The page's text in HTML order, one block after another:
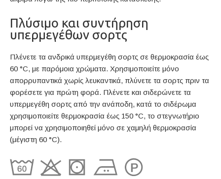
Πλύσιμο και συντήρηση
υπερμεγέθων σορτς
Πλένετε τα ανδρικά υπερμεγέθη σορτς σε θερμοκρασία έως
60 °C, με παρόμοια χρώματα. Χρησιμοποιείτε μόνο
απορρυπαντικά χωρίς λευκαντικά, πλύνετε τα σορτς πριν τα
φορέσετε για πρώτη φορά. Πλένετε και σιδερώνετε τα
υπερμεγέθη σορτς από την ανάποδη, κατά το σιδέρωμα
χρησιμοποιείτε θερμοκρασία έως 150 °C, το στεγνωτήριο
μπορεί να χρησιμοποιηθεί μόνο σε χαμηλή θερμοκρασία
(μέγιστη 60 °C).